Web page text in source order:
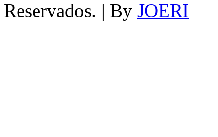
Reservados. | By JOERI